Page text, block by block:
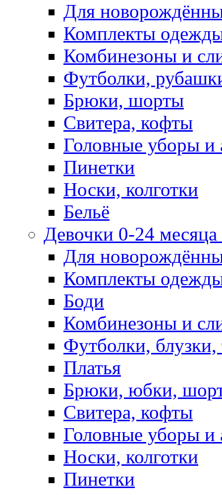
Для
Комплекты
Комбинезоны и
Футболки,
Брюки, шорты
Свитера, кофты
Головные уборы и
Пинетки
Носки, колготки
Бельё
Девочки 0-24
Для
Комплекты
Боди
Комбинезоны и
Футболки,
Платья
Брюки, юбки,
Свитера, кофты
Головные уборы и
Носки, колготки
Пинетки